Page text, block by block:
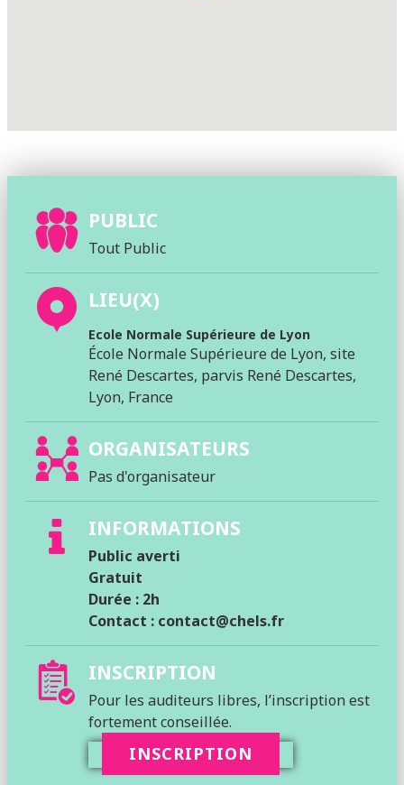
PUBLIC
Tout Public
LIEU(X)
Ecole Normale Supérieure de Lyon
École Normale Supérieure de Lyon, site
René Descartes, parvis René Descartes,
Lyon, France
ORGANISATEURS
Pas d'organisateur
INFORMATIONS
Public averti
Gratuit
Durée : 2h
Contact : contact@chels.fr
INSCRIPTION
Pour les auditeurs libres, l’inscription est
fortement conseillée.
INSCRIPTION